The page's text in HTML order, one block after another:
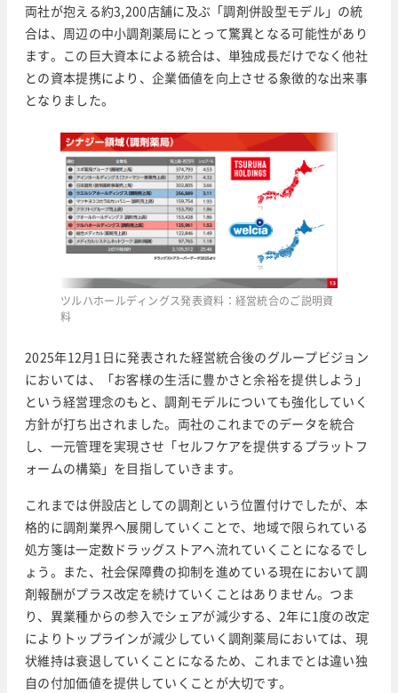
両社が抱える約3,200店舗に及ぶ「調剤併設型モデル」の統
合は、周辺の中小調剤薬局にとって驚異となる可能性があり
ます。この巨大資本による統合は、単独成長だけでなく他社
との資本提携により、企業価値を向上させる象徴的な出来事
となりました。
ツルハホールディングス発表資料：経営統合のご説明資
料
2025年12月1日に発表された経営統合後のグループビジョン
においては、「お客様の生活に豊かさと余裕を提供しよう」
という経営理念のもと、調剤モデルについても強化していく
方針が打ち出されました。両社のこれまでのデータを統合
し、一元管理を実現させ「セルフケアを提供するプラットフ
ォームの構築」を目指していきます。
これまでは併設店としての調剤という位置付けでしたが、本
格的に調剤業界へ展開していくことで、地域で限られている
処方箋は一定数ドラッグストアへ流れていくことになるでし
ょう。また、社会保障費の抑制を進めている現在において調
剤報酬がプラス改定を続けていくことはありません。つま
り、異業種からの参入でシェアが減少する、2年に1度の改定
によりトップラインが減少していく調剤薬局においては、現
状維持は衰退していくことになるため、これまでとは違い独
自の付加価値を提供していくことが大切です。